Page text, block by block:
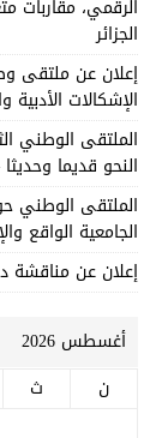
الرقمي، مقاربات
الجزائر
إعلان عن ملتقى
الإشكالات الأدبية
الملتقى الوطني
النحو قديما
الملتقى الوطني
الجامعية الواقع
إعلان عن مناقشة
أغسطس 2026
ن
ث